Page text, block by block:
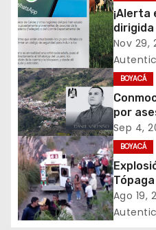
c
i
ó
n
d
e
e
n
¡Alerta
dirigida
Nov 29,
BOYACÁ
por
Daniel
Sep 4,
BOYACÁ
heridos
Ago 19,